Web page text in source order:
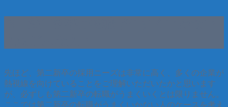
先ほど、第二新卒の採用ニーズは非常に高く、多くの企業が
熱視線を向けていることをご理解いただいたかと思います
が、必ずしも第二新卒の転職がうまくいくとは限りません。
ここでは第二新卒の転職がうまくいかない人のケースを考え